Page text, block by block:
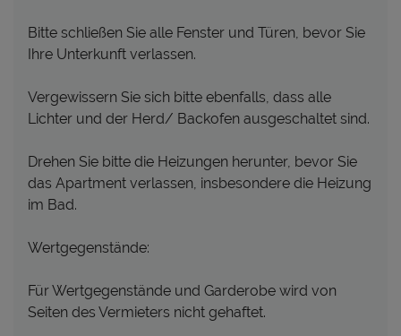
Bitte schließen Sie alle Fenster und Türen, bevor Sie
Ihre Unterkunft verlassen.
Vergewissern Sie sich bitte ebenfalls, dass alle
Lichter und der Herd/ Backofen ausgeschaltet sind.
Drehen Sie bitte die Heizungen herunter, bevor Sie
das Apartment verlassen, insbesondere die Heizung
im Bad.
Wertgegenstände:
Für Wertgegenstände und Garderobe wird von
Seiten des Vermieters nicht gehaftet.